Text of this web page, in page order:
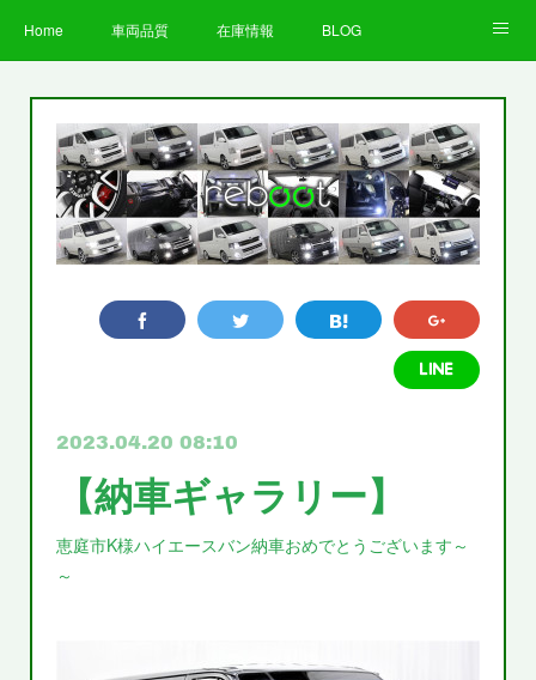
Home 車両品質 在庫情報 BLOG
お客様の声 STAFF 企業情報
プライバシーポリシー
2023.04.20 08:10
【納車ギャラリー】
恵庭市K様ハイエースバン納車おめでとうございます～
～